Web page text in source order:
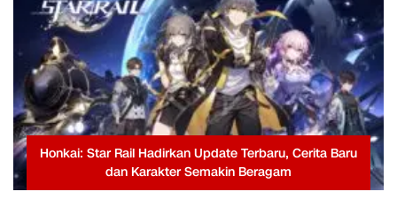
Honkai: Star Rail Hadirkan Update Terbaru, Cerita Baru
dan Karakter Semakin Beragam